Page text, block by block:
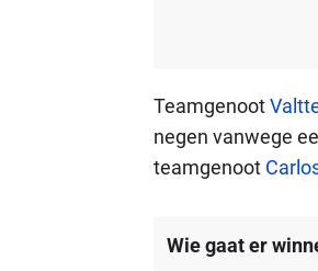
Teamgenoot
negen vanwege
teamgenoot
Wie gaat er